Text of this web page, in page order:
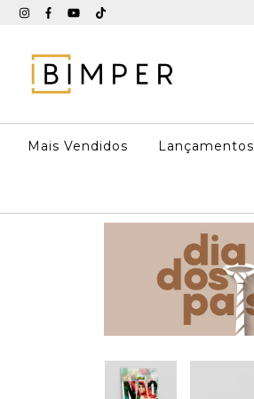
Mais Vendidos Lançamentos